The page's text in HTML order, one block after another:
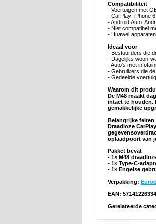
Compatibiliteit
- Voertuigen met
- CarPlay: iPhone
- Android Auto:
- Niet compatibel
- Huawei
Ideaal voor
- Bestuurders die
- Dagelijks woon-
- Auto's met
- Gebruikers die
- Gedeelde
Waarom dit
De M48 maakt
intact te houden.
gemakkelijke
Belangrijke
Draadloze
oplaadpoort van
Pakket bevat
- 1× M48
- 1× Type-C-
- 1× Engelse
Verpakking:
EAN:
Gerelateerde